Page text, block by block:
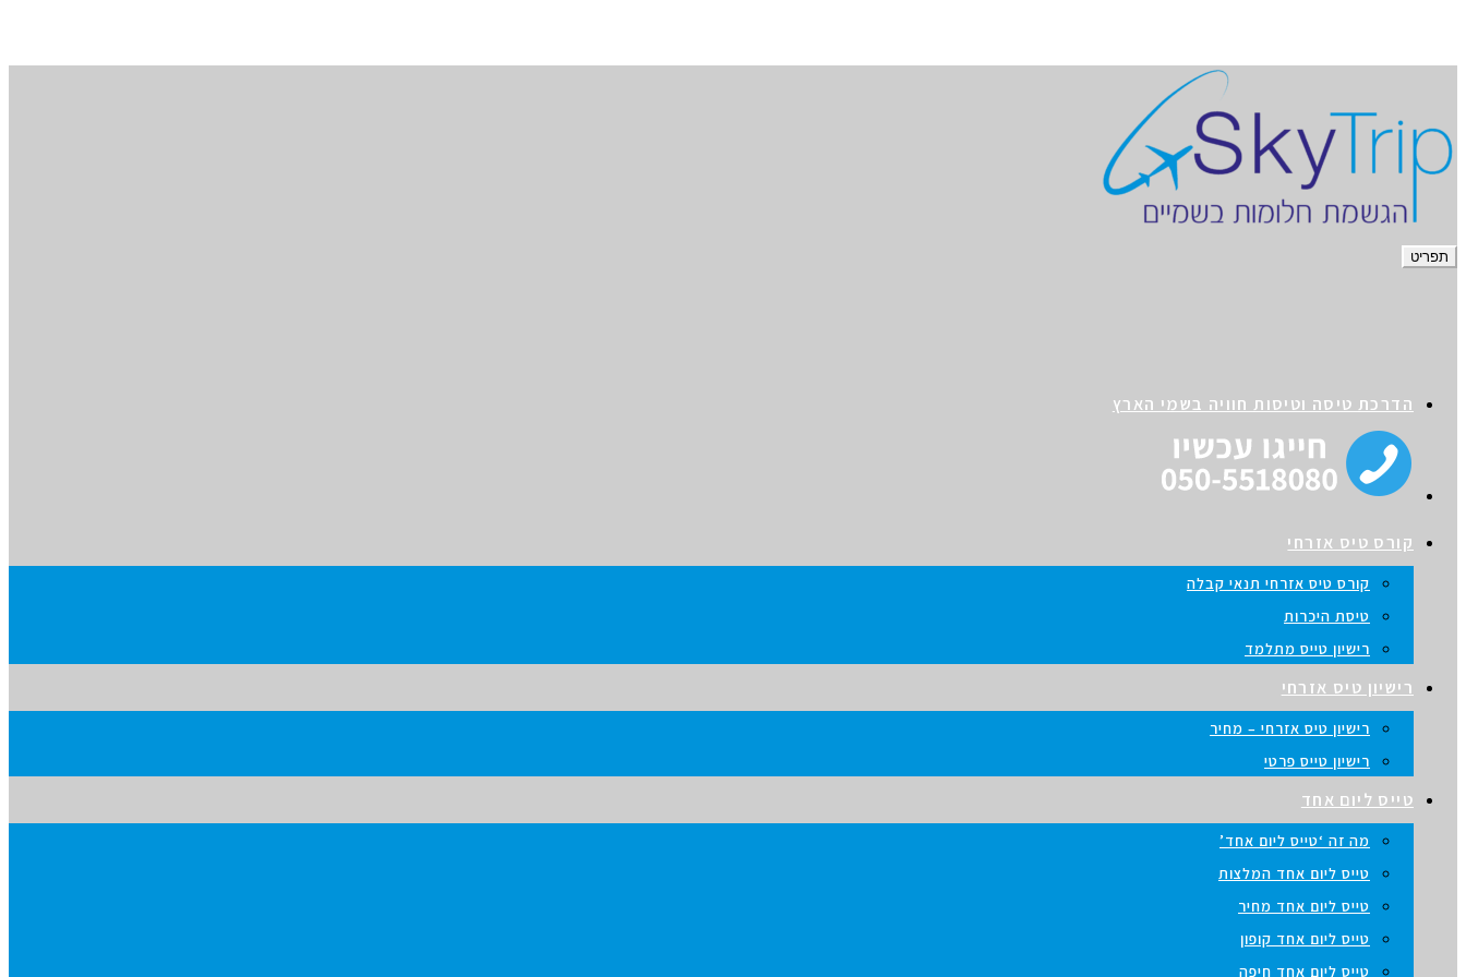
תפריט
הדרכת טיסה וטיסות חוויה בשמי הארץ
קורס טיס אזרחי
קורס טיס אזרחי תנאי קבלה
טיסת היכרות
רישיון טייס מתלמד
רישיון טיס אזרחי
רישיון טיס אזרחי – מחיר
רישיון טייס פרטי
טייס ליום אחד
מה זה ‘טייס ליום אחד’
טייס ליום אחד המלצות
טייס ליום אחד מחיר
טייס ליום אחד קופון
טייס ליום אחד חיפה